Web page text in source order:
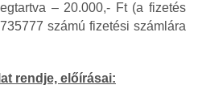
– 20.000,- Ft (a fizetés
számú fizetési számlára
rendje, előírásai: